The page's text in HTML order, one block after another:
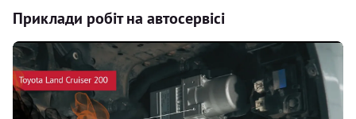
Приклади робіт на автосервісі